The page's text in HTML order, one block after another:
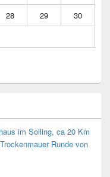
28 29
30
im Solling, ca 20 Km
Runde von